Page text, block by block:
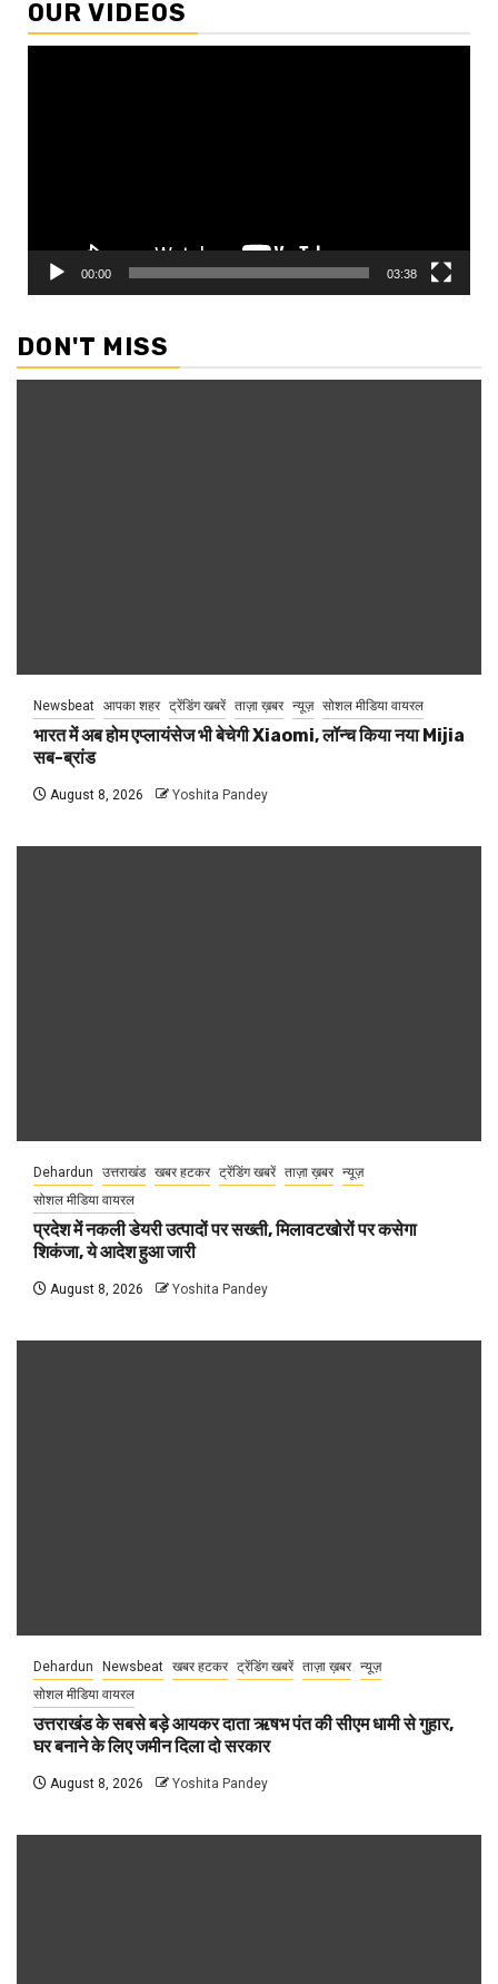
OUR VIDEOS
00:00 03:38
DON'T MISS
Newsbeat आपका शहर ट्रेंडिंग खबरें ताज़ा ख़बर न्यूज़ सोशल मीडिया वायरल
भारत में अब होम एप्लायंसेज भी बेचेगी Xiaomi, लॉन्च किया नया Mijia
सब-ब्रांड
August 8, 2026 Yoshita Pandey
Dehardun उत्तराखंड खबर हटकर ट्रेंडिंग खबरें ताज़ा ख़बर न्यूज़
सोशल मीडिया वायरल
प्रदेश में नकली डेयरी उत्पादों पर सख्ती, मिलावटखोरों पर कसेगा
शिकंजा, ये आदेश हुआ जारी
August 8, 2026 Yoshita Pandey
Dehardun Newsbeat खबर हटकर ट्रेंडिंग खबरें ताज़ा ख़बर न्यूज़
सोशल मीडिया वायरल
उत्तराखंड के सबसे बड़े आयकर दाता ऋषभ पंत की सीएम धामी से गुहार,
घर बनाने के लिए जमीन दिला दो सरकार
August 8, 2026 Yoshita Pandey